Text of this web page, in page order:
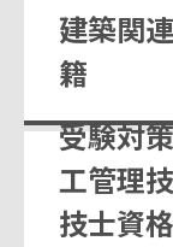
建築関
籍
受験対
工管理
技士資